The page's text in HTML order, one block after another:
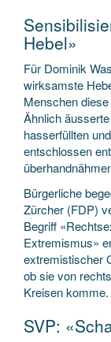
Hebel»
Für Dominik
wirksamste
Menschen
Ähnlich
hasserfüllten
entschlossen
Bürgerliche
Zürcher (FDP)
Begriff
Extremismus»
extremistischer
ob sie von
Kreisen
SVP: